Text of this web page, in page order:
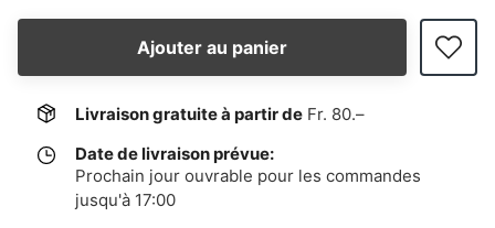
Ajouter au panier
Livraison gratuite à partir de Fr. 80.–
Date de livraison prévue:
Prochain jour ouvrable pour les commandes
jusqu'à 17:00